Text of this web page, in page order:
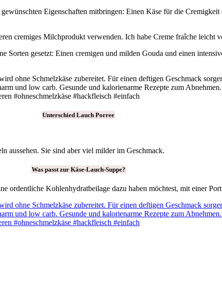
Eigenschaften mitbringen: Einen Käse für die
cremiges Milchprodukt verwenden. Ich habe Creme fraîche leicht
gesetzt: Einen cremigen und milden Gouda und einen
Unterschied Lauch Porree
aussehen. Sie sind aber viel milder im Geschmack.
Was passt zur Käse-Lauch-Suppe?
ordentliche Kohlenhydratbeilage dazu haben möchtest, mit einer